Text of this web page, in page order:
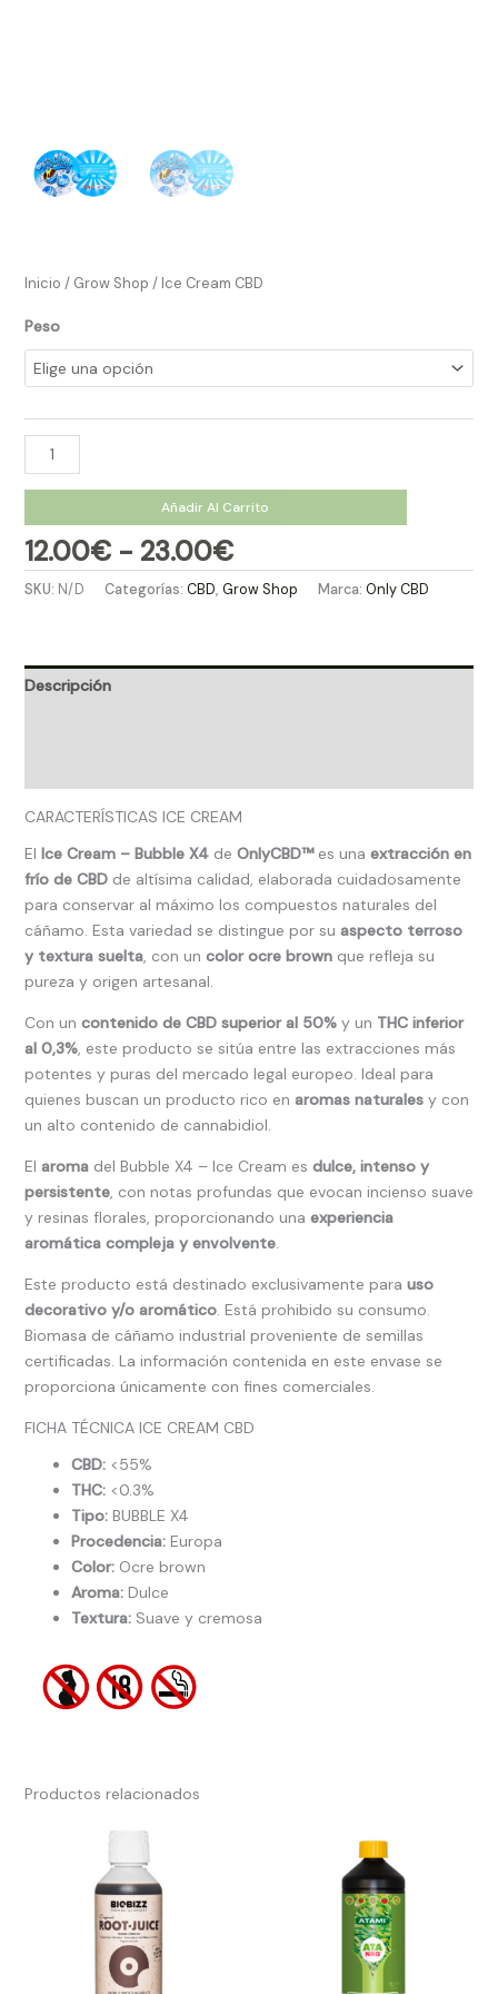
Inicio / Grow Shop​ / Ice Cream CBD
Peso
Añadir Al Carrito
12.00€ - 23.00€
SKU: N/D Categorías: CBD, Grow Shop​ Marca: Only CBD
Descripción
CARACTERÍSTICAS ICE CREAM
El Ice Cream – Bubble X4de OnlyCBD™es una extracción en
frío de CBDde altísima calidad, elaborada cuidadosamente
para conservar al máximo los compuestos naturales del
cáñamo. Esta variedad se distingue por su aspecto terroso
y textura suelta, con un color ocre brownque refleja su
pureza y origen artesanal.
Con un contenido de CBD superior al 50%y un THC inferior
al 0,3%, este producto se sitúa entre las extracciones más
potentes y puras del mercado legal europeo. Ideal para
quienes buscan un producto rico en aromas naturalesy con
un alto contenido de cannabidiol.
El aromadel Bubble X4 – Ice Cream es dulce, intenso y
persistente, con notas profundas que evocan incienso suave
y resinas florales, proporcionando una experiencia
aromática compleja y envolvente.
Este producto está destinado exclusivamente para uso
decorativo y/o aromático. Está prohibido su consumo.
Biomasa de cáñamo industrial proveniente de semillas
certificadas. La información contenida en este envase se
proporciona únicamente con fines comerciales.
FICHA TÉCNICA ICE CREAM CBD
CBD:<55%
THC:<0.3%
Tipo:BUBBLE X4
Procedencia:Europa
Color:Ocre brown
Aroma:Dulce
Textura:Suave y cremosa
Productos relacionados
Rango
de
precios:
desde
15.00€
hasta
49.00€